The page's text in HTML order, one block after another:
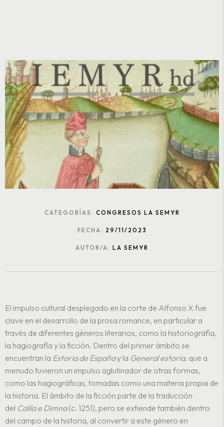
CATEGORÍAS: CONGRESOS LA SEMYR
FECHA: 29/11/2023
AUTOR/A: LA SEMYR
El impulso cultural desplegado en la corte de Alfonso X fue
clave en el desarrollo de la prosa romance, en particular a
través de diferentes géneros literarios, como la historiografía,
la hagiografía y la ficción. Dentro del primer ámbito se
encuentran la Estoria de Españay la General estoria, que a
menudo tuvieron un impulso aglutinador de otras formas,
como las hagiográficas, tomadas como una materia propia de
la historia. El ámbito de la ficción parte de la traducción
del Calila e Dimna(c. 1251), pero se extiende también dentro
del campo de la historia, al convertir a este género en